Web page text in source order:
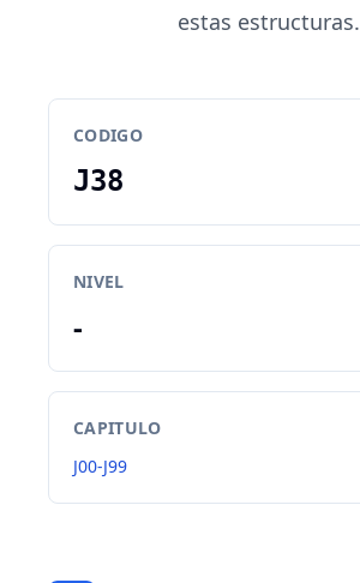
estas estructuras.
CODIGO
J38
NIVEL
-
CAPITULO
J00-J99